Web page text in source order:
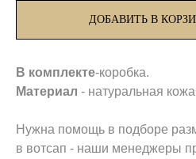
ДОБАВИТЬ В
В комплекте-коробка.
Материал - натуральная
Нужна помощь в подборе
в вотсап - наши менеджеры